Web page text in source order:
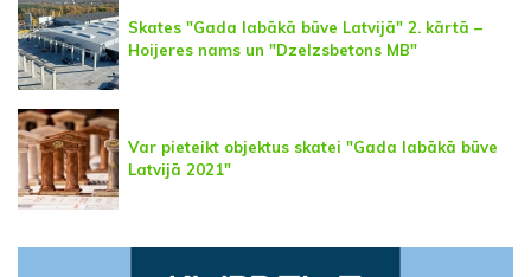
Skates "Gada labākā būve Latvijā" 2. kārtā –
Hoijeres nams un "Dzelzsbetons MB"
Var pieteikt objektus skatei "Gada labākā būve
Latvijā 2021"